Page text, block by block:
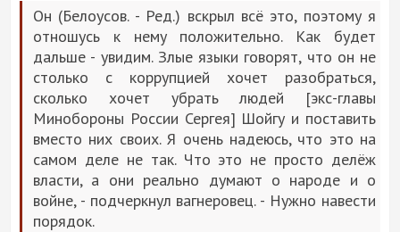
Он (Белоусов. - Ред.) вскрыл всё это, поэтому я
отношусь к нему положительно. Как будет
дальше - увидим. Злые языки говорят, что он не
столько с коррупцией хочет разобраться,
сколько хочет убрать людей [экс-главы
Минобороны России Сергея] Шойгу и поставить
вместо них своих. Я очень надеюсь, что это на
самом деле не так. Что это не просто делёж
власти, а они реально думают о народе и о
войне, - подчеркнул вагнеровец. - Нужно навести
порядок.